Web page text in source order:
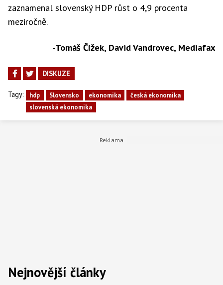
zaznamenal slovenský HDP růst o 4,9 procenta
meziročně.
-Tomáš Čížek, David Vandrovec, Mediafax
DISKUZE
Tagy: hdp Slovensko ekonomika
česká ekonomika
slovenská ekonomika
Nejnovější články